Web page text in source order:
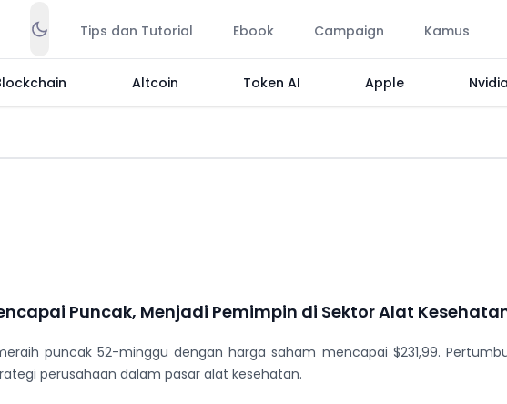
Tips dan Tutorial Ebook Campaign Kamus
Altcoin Token AI Apple Nvidia
Puncak, Menjadi Pemimpin di Sektor Alat
puncak 52-minggu dengan harga saham mencapai $231,99.
perusahaan dalam pasar alat kesehatan.